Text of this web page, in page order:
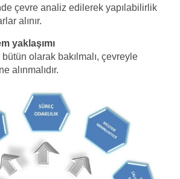
çevre analiz edilerek yapılabilirlik
alınır.
yaklaşımı
olarak bakılmalı, çevreyle
alınmalıdır.